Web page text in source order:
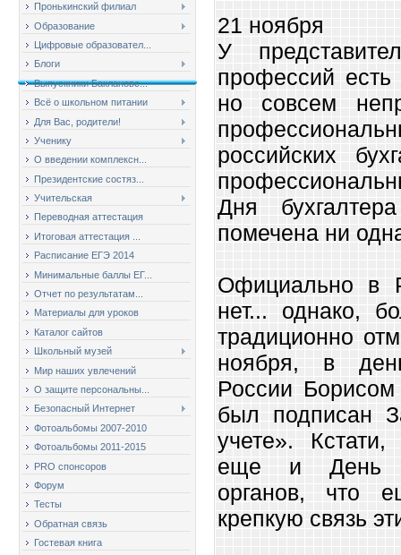
Пронькинский филиал
Образование
Цифровые образовател...
Блоги
Выпускники Баклановс...
Всё о школьном питании
Для Вас, родители!
Ученику
О введении комплексн...
Президентские состяз...
Учительская
Переводная аттестация
Итоговая аттестация ...
Расписание ЕГЭ 2014
Минимальные баллы ЕГ...
Отчет по результатам...
Материалы для уроков
Каталог сайтов
Школьный музей
Мир наших увлечений
О защите персональны...
Безопасный Интернет
Фотоальбомы 2007-2010
Фотоальбомы 2011-2015
PRO спонсоров
Форум
Тесты
Обратная связь
Гостевая книга
21 ноября
У
профессий
но совсем
российских
Дня
помечена ни
Официально в
нет... однако,
традиционно
ноября, в
России
был подписан
учете».
еще и День
органов, что
крепкую связь